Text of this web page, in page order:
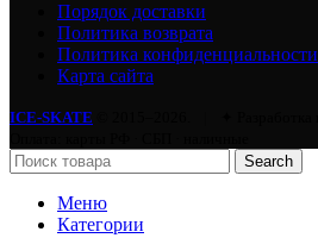
Порядок доставки
Политика возврата
Политика конфиденциальности
Карта сайта
ICE-SKATE
Search
Меню
Категории